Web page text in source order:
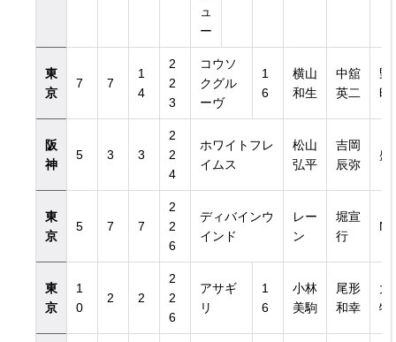
ュ
ー
東
京
7 7
1
4
2
2
3
コウソ
クグル
ーヴ
1
6
横山
和生
中舘
英二
野
昭
阪
神
5 3 3
2
2
4
ホワイトフレ
イムス
松山
弘平
吉岡
辰弥
盛
東
京
5 7 7
2
2
6
ディバインウ
インド
レー
ン
堀宣
行
東
京
1
0
2 2
2
2
6
アサギ
リ
1
6
小林
美駒
尾形
和幸
大
牧